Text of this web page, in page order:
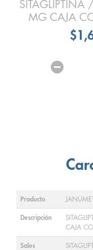
MG CAJA
Producto
Descripción
CAJA
Sales